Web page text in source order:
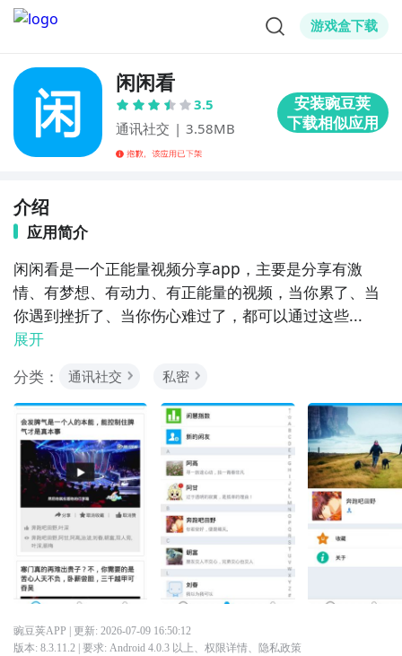
游戏盒下载
闲闲看
3.5
通讯社交 | 3.58MB
介绍
应用简介
闲闲看是一个正能量视频分享app，主要是分享有激
情、有梦想、有动力、有正能量的视频，当你累了、当
你遇到挫折了、当你伤心难过了，都可以通过这些...
展开
分类：
通讯社交 私密
豌豆荚APP | 更新: 2026-07-09 16:50:12
版本: 8.3.11.2| 要求: Android 4.0.3 以上、 权限详情、 隐私政策